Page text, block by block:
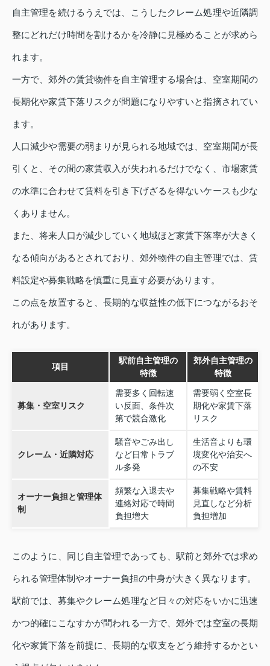
自主管理を続けるうえでは、こうしたクレーム処理や近隣調
整にどれだけ時間を割けるかを冷静に見極めることが求めら
れます。
一方で、郊外の賃貸物件を自主管理する場合は、空室期間の
長期化や家賃下落リスクが問題になりやすいと指摘されてい
ます。
人口減少や需要の弱まりが見られる地域では、空室期間が長
引くと、その間の家賃収入が失われるだけでなく、市場家賃
の水準に合わせて賃料を引き下げざるを得ないケースも少な
くありません。
また、将来人口が減少していく地域ほど家賃下落率が大きく
なる傾向があるとされており、郊外物件の自主管理では、賃
料設定や募集戦略を慎重に見直す必要があります。
この点を放置すると、長期的な収益性の低下につながるおそ
れがあります。
項目
駅前自主管理の
特徴
郊外自主管理の
特徴
募集・空室リスク
需要多く回転速
い反面、条件次
第で競合激化
需要弱く空室長
期化や家賃下落
リスク
クレーム・近隣対応
騒音やごみ出し
など日常トラブ
ル多発
生活音よりも環
境変化や治安へ
の不安
オーナー負担と管理体
制
頻繁な入退去や
連絡対応で時間
負担増大
募集戦略や賃料
見直しなど分析
負担増加
このように、同じ自主管理であっても、駅前と郊外では求め
られる管理体制やオーナー負担の中身が大きく異なります。
駅前では、募集やクレーム処理など日々の対応をいかに迅速
かつ的確にこなすかが問われる一方で、郊外では空室の長期
化や家賃下落を前提に、長期的な収支をどう維持するかとい